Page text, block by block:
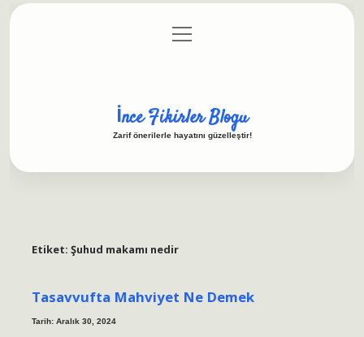
Gizlilik Politikası
menüyü
aç
İnce Fikirler Blogu
Zarif önerilerle hayatını güzelleştir!
Etiket: Şuhud makamı nedir
Tasavvufta Mahviyet Ne Demek
Tarih: Aralık 30, 2024